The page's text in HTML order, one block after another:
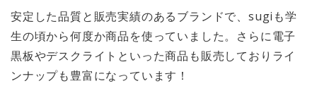
安定した品質と販売実績のあるブランドで、sugiも学
生の頃から何度か商品を使っていました。さらに電子
黒板やデスクライトといった商品も販売しておりライ
ンナップも豊富になっています！